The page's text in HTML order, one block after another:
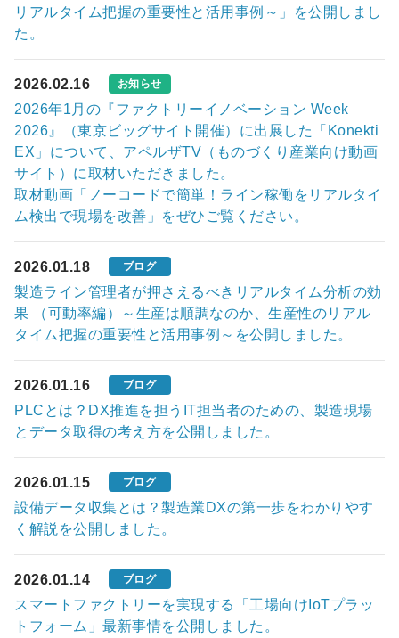
リアルタイム把握の重要性と活用事例～」を公開しまし
た。
2026.02.16 お知らせ
2026年1月の『ファクトリーイノベーション Week
2026』（東京ビッグサイト開催）に出展した「Konekti
EX」について、アペルザTV（ものづくり産業向け動画
サイト）に取材いただきました。
取材動画「ノーコードで簡単！ライン稼働をリアルタイ
ム検出で現場を改善」をぜひご覧ください。
2026.01.18 ブログ
製造ライン管理者が押さえるべきリアルタイム分析の効
果 （可動率編）～生産は順調なのか、生産性のリアル
タイム把握の重要性と活用事例～を公開しました。
2026.01.16 ブログ
PLCとは？DX推進を担うIT担当者のための、製造現場
とデータ取得の考え方を公開しました。
2026.01.15 ブログ
設備データ収集とは？製造業DXの第一歩をわかりやす
く解説を公開しました。
2026.01.14 ブログ
スマートファクトリーを実現する「工場向けIoTプラッ
トフォーム」最新事情を公開しました。